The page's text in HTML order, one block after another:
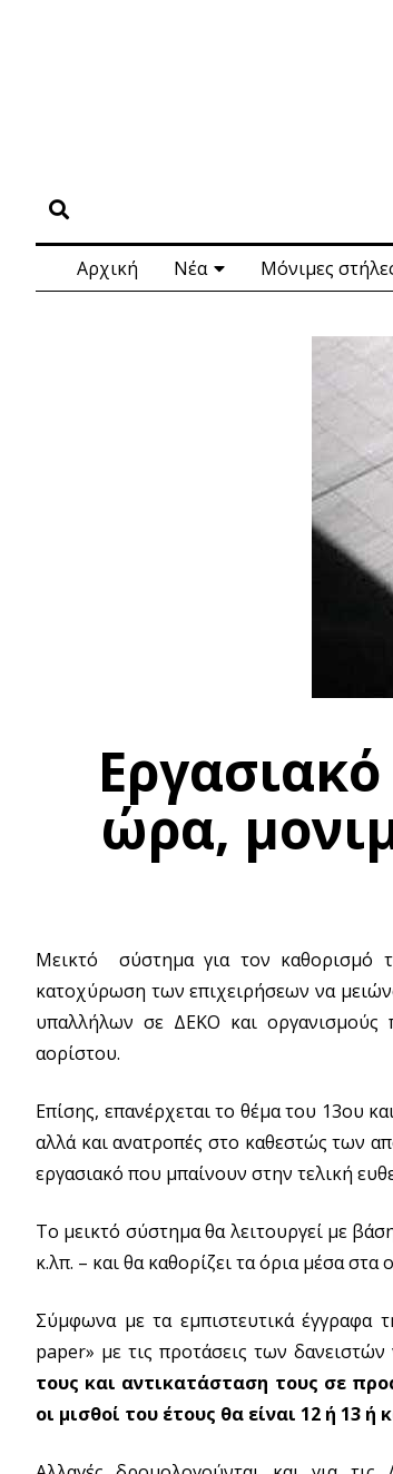
Αρχική Νέα Μόνιμες
ώρα,
Μεικτό σύστημα για τον καθορισμό
κατοχύρωση των επιχειρήσεων να
υπαλλήλων σε ΔΕΚΟ και οργανισμούς
αορίστου.
Επίσης, επανέρχεται το θέμα του 13ου
αλλά και ανατροπές στο καθεστώς των
εργασιακό που μπαίνουν στην τελική
Το μεικτό σύστημα θα λειτουργεί με
κ.λπ. – και θα καθορίζει τα όρια μέσα
Σύμφωνα με τα εμπιστευτικά έγγραφα
paper» με τις προτάσεις των δανειστών
τους και αντικατάσταση τους σε
οι μισθοί του έτους θα είναι 12 ή 13 ή